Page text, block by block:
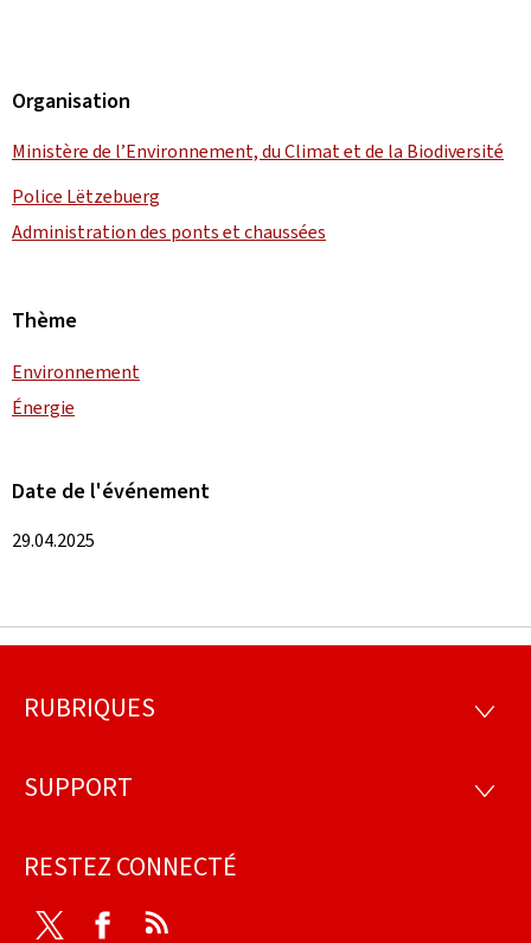
Organisation
Ministère de l’Environnement, du Climat et de la Biodiversité
Police Lëtzebuerg
Administration des ponts et chaussées
Thème
Environnement
Énergie
Date de l'événement
29.04.2025
Pied
page
RUBRIQUES
SUPPORT
RESTEZ CONNECTÉ
Twitter Facebook